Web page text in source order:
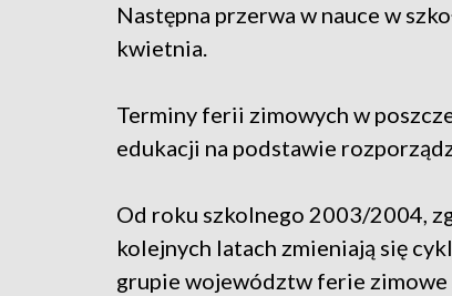
Następna przerwa w nauce w
kwietnia.
Terminy ferii zimowych w
edukacji na podstawie
Od roku szkolnego 2003/2004,
kolejnych latach zmieniają się
grupie województw ferie zimowe